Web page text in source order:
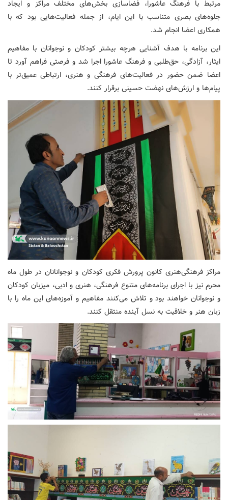
مرتبط با فرهنگ عاشورا، فضاسازی بخش‌های مختلف مراکز و ایجاد
جلوه‌های بصری متناسب با این ایام، از جمله فعالیت‌هایی بود که با
همکاری اعضا انجام شد.
این برنامه با هدف آشنایی هرچه بیشتر کودکان و نوجوانان با مفاهیم
ایثار، آزادگی، حق‌طلبی و فرهنگ عاشورا اجرا شد و فرصتی فراهم آورد تا
اعضا ضمن حضور در فعالیت‌های فرهنگی و هنری، ارتباطی عمیق‌تر با
پیام‌ها و ارزش‌های نهضت حسینی برقرار کنند.
مراکز فرهنگی‌هنری کانون پرورش فکری کودکان و نوجوانانان در طول ماه
محرم نیز با اجرای برنامه‌های متنوع فرهنگی، هنری و ادبی، میزبان کودکان
و نوجوانان خواهند بود و تلاش می‌کنند مفاهیم و آموزه‌های این ماه را با
زبان هنر و خلاقیت به نسل آینده منتقل کنند.